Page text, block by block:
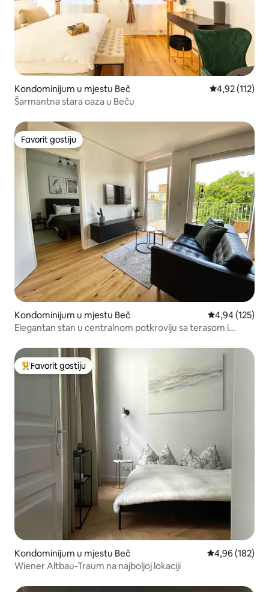
Kondominijum u mjestu Beč prosječna
4,92 (112)
Šarmantna stara oaza u Beču
Favorit gostiju
Favorit gostiju
Kondominijum u mjestu Beč prosječna
4,94 (125)
Elegantan stan u centralnom potkrovlju sa terasom i
Glavni favorit gostiju
Favorit gostiju
Kondominijum u mjestu Beč prosječna
4,96 (182)
Wiener Altbau-Traum na najboljoj lokaciji